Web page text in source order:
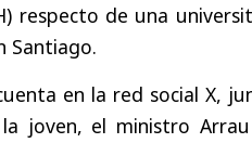
respecto de una
Santiago.
en la red social X,
joven, el ministro